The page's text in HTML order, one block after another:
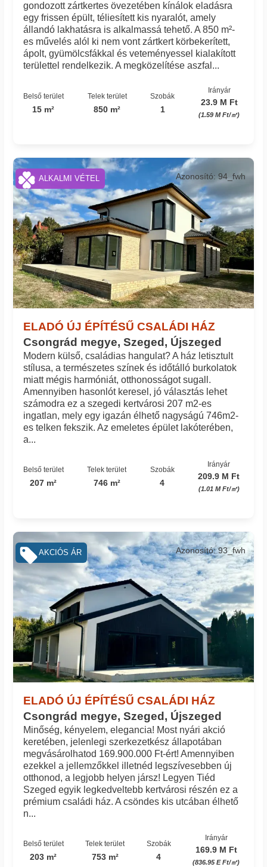
gondozott zártkertes övezetében kínálok eladásra
egy frissen épült, téliesített kis nyaralót, amely
állandó lakhatásra is alkalmassá tehető. A 850 m²-
es művelés alól ki nem vont zártkert körbekerített,
ápolt, gyümölcsfákkal és veteményessel kialakított
területtel rendelkezik. A megközelítése aszfal...
Belső terület
15 m²
Telek terület
850 m²
Szobák
1
Irányár
23.9 M Ft
(1.59 M Ft/㎡)
ELADÓ ÚJ ÉPÍTÉSŰ CSALÁDI HÁZ
Csongrád megye, Szeged, Újszeged
Azonosító: 94_fwh
Modern külső, családias hangulat? A ház letisztult
stílusa, a természetes színek és időtálló burkolatok
miatt mégis harmóniát, otthonosságot sugall.
Amennyiben hasonlót keresel, jó választás lehet
számodra ez a szegedi kertvárosi 207 m2-es
ingatlan, mely egy igazán élhető nagyságú 746m2-
es telken fekszik. Az emeletes épület lakóterében,
a...
Belső terület
207 m²
Telek terület
746 m²
Szobák
4
Irányár
209.9 M Ft
(1.01 M Ft/㎡)
ALKALMI VÉTEL
ELADÓ ÚJ ÉPÍTÉSŰ CSALÁDI HÁZ
Csongrád megye, Szeged, Újszeged
Azonosító: 93_fwh
Minőség, kényelem, elegancia! Most nyári akció
keretében, jelenlegi szerkezetkész állapotában
megvásárolhatod 169.900.000 Ft-ért! Amennyiben
ezekkel a jellemzőkkel illetnéd legszívesebben új
otthonod, a legjobb helyen jársz! Legyen Tiéd
Szeged egyik legkedveltebb kertvárosi részén ez a
prémium családi ház. A csöndes kis utcában élhető
n...
Belső terület
203 m²
Telek terület
753 m²
Szobák
4
Irányár
169.9 M Ft
(836.95 E Ft/㎡)
AKCIÓS ÁR